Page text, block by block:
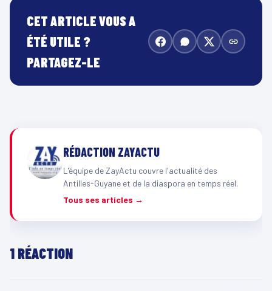
CET ARTICLE VOUS A
ÉTÉ UTILE ?
PARTAGEZ-LE
RÉDACTION ZAYACTU
L'équipe de ZayActu couvre l'actualité des
Antilles-Guyane et de la diaspora en temps réel.
Tous ses articles →
1 RÉACTION